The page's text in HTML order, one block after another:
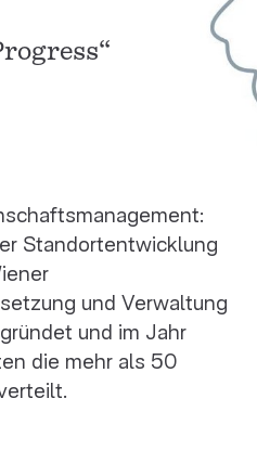
Standortentwicklung
und Verwaltung
und im Jahr
die mehr als 50